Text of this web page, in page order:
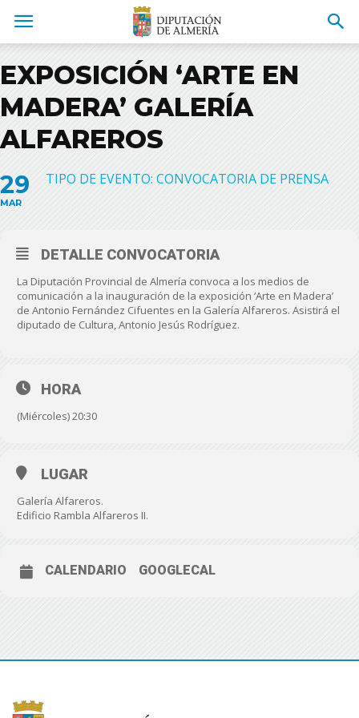
EXPOSICIÓN ‘ARTE EN
MADERA’ GALERÍA
ALFAREROS
29
MAR
TIPO DE EVENTO: CONVOCATORIA DE PRENSA
DETALLE CONVOCATORIA
La Diputación Provincial de Almería convoca a los medios de
comunicación a la inauguración de la exposición ‘Arte en Madera’
de Antonio Fernández Cifuentes en la Galería Alfareros. Asistirá el
diputado de Cultura, Antonio Jesús Rodríguez.
HORA
(Miércoles) 20:30
LUGAR
Galería Alfareros.
Edificio Rambla Alfareros II.
CALENDARIO GOOGLECAL